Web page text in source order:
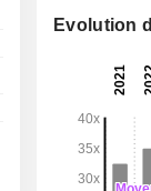
26
Evolution